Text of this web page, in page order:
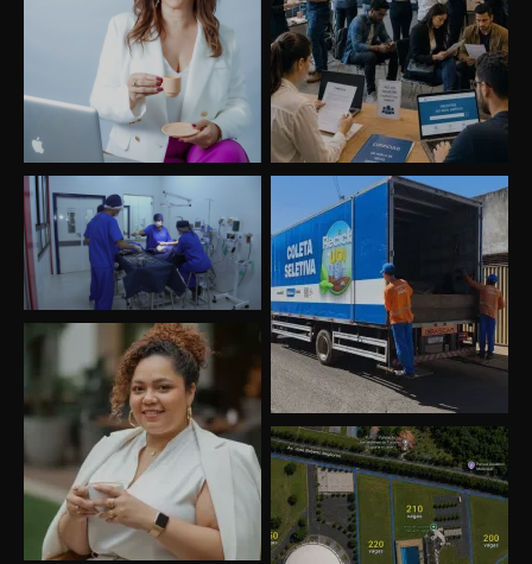
Uberlândia recebe o projeto “Experiência Rio”
no dia 17 de junho